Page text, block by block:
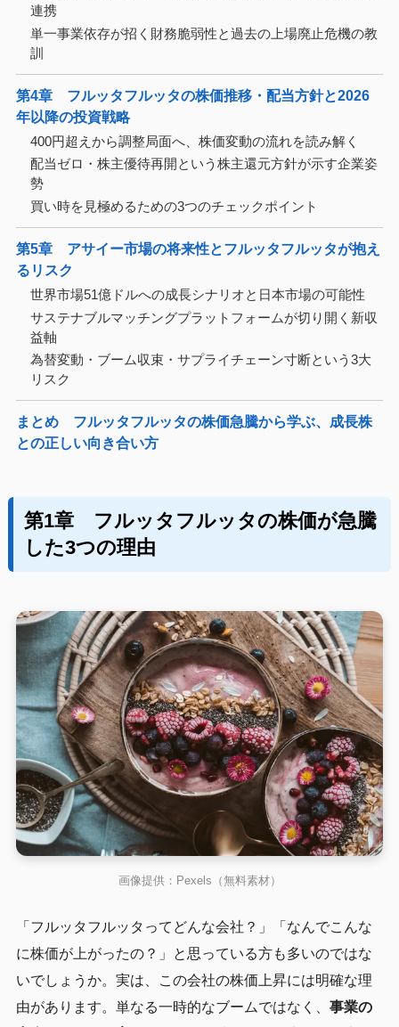
連携
単一事業依存が招く財務脆弱性と過去の上場廃止危機の教
訓
第4章 フルッタフルッタの株価推移・配当方針と2026
年以降の投資戦略
400円超えから調整局面へ、株価変動の流れを読み解く
配当ゼロ・株主優待再開という株主還元方針が示す企業姿
勢
買い時を見極めるための3つのチェックポイント
第5章 アサイー市場の将来性とフルッタフルッタが抱え
るリスク
世界市場51億ドルへの成長シナリオと日本市場の可能性
サステナブルマッチングプラットフォームが切り開く新収
益軸
為替変動・ブーム収束・サプライチェーン寸断という3大
リスク
まとめ フルッタフルッタの株価急騰から学ぶ、成長株
との正しい向き合い方
第1章 フルッタフルッタの株価が急騰
した3つの理由
画像提供：Pexels（無料素材）
「フルッタフルッタってどんな会社？」「なんでこんな
に株価が上がったの？」と思っている方も多いのではな
いでしょうか。実は、この会社の株価上昇には明確な理
由があります。単なる一時的なブームではなく、 事業の